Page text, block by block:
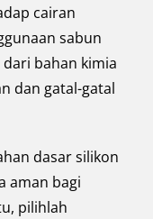
cairan
sabun
bahan kimia
dan gatal-gatal
dasar silikon
aman bagi
pilihlah